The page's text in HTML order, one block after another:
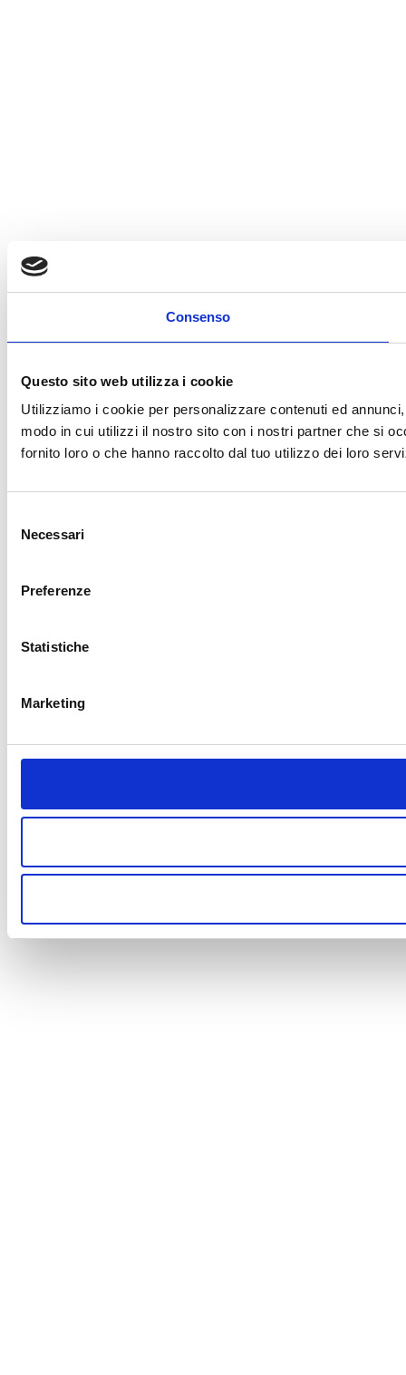
Consenso
Questo sito web utilizza i cookie
Utilizziamo i cookie per personalizzare contenuti ed
modo in cui utilizzi il nostro sito con i nostri partner che si
fornito loro o che hanno raccolto dal tuo utilizzo dei loro
delNecessari
Preferenze
Statistiche
Marketing